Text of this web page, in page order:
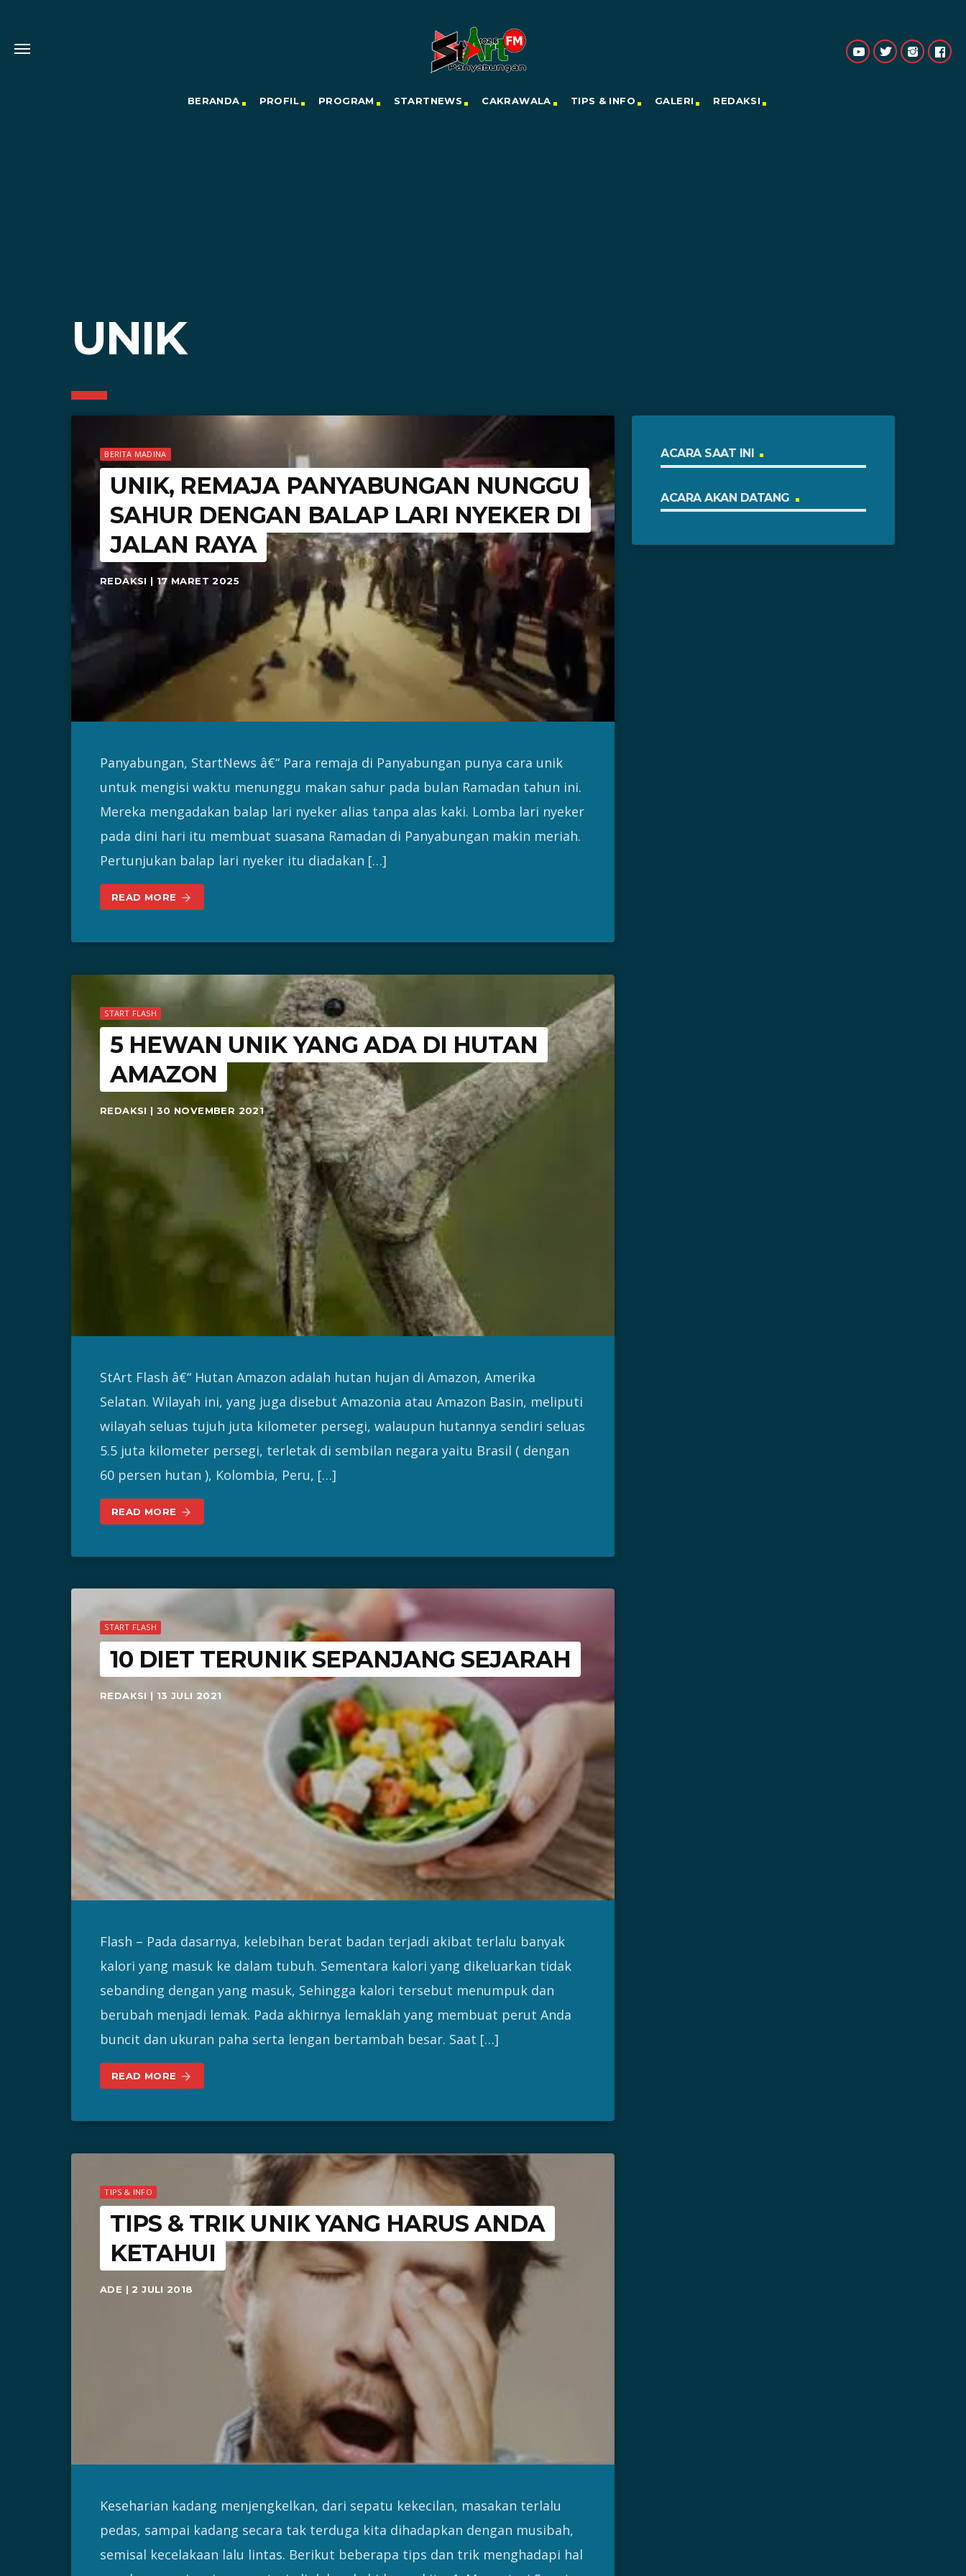
BERANDA PROFIL PROGRAM STARTNEWS CAKRAWALA TIPS & INFO GALERI REDAKSI
UNIK
BERITA MADINA
UNIK, REMAJA PANYABUNGAN NUNGGU
SAHUR DENGAN BALAP LARI NYEKER DI
JALAN RAYA
REDAKSI | 17 MARET 2025
Panyabungan, StartNews â€“ Para remaja di Panyabungan punya cara unik
untuk mengisi waktu menunggu makan sahur pada bulan Ramadan tahun ini.
Mereka mengadakan balap lari nyeker alias tanpa alas kaki. Lomba lari nyeker
pada dini hari itu membuat suasana Ramadan di Panyabungan makin meriah.
Pertunjukan balap lari nyeker itu diadakan […]
READ MORE arrow_forward
START FLASH
5 HEWAN UNIK YANG ADA DI HUTAN
AMAZON
REDAKSI | 30 NOVEMBER 2021
StArt Flash â€“ Hutan Amazon adalah hutan hujan di Amazon, Amerika
Selatan. Wilayah ini, yang juga disebut Amazonia atau Amazon Basin, meliputi
wilayah seluas tujuh juta kilometer persegi, walaupun hutannya sendiri seluas
5.5 juta kilometer persegi, terletak di sembilan negara yaitu Brasil ( dengan
60 persen hutan ), Kolombia, Peru, […]
READ MORE arrow_forward
START FLASH
10 DIET TERUNIK SEPANJANG SEJARAH
REDAKSI | 13 JULI 2021
Flash – Pada dasarnya, kelebihan berat badan terjadi akibat terlalu banyak
kalori yang masuk ke dalam tubuh. Sementara kalori yang dikeluarkan tidak
sebanding dengan yang masuk, Sehingga kalori tersebut menumpuk dan
berubah menjadi lemak. Pada akhirnya lemaklah yang membuat perut Anda
buncit dan ukuran paha serta lengan bertambah besar. Saat […]
READ MORE arrow_forward
TIPS & INFO
TIPS & TRIK UNIK YANG HARUS ANDA
KETAHUI
ADE | 2 JULI 2018
Keseharian kadang menjengkelkan, dari sepatu kekecilan, masakan terlalu
pedas, sampai kadang secara tak terduga kita dihadapkan dengan musibah,
semisal kecelakaan lalu lintas. Berikut beberapa tips dan trik menghadapi hal
ACARA SAAT INI
ACARA AKAN DATANG